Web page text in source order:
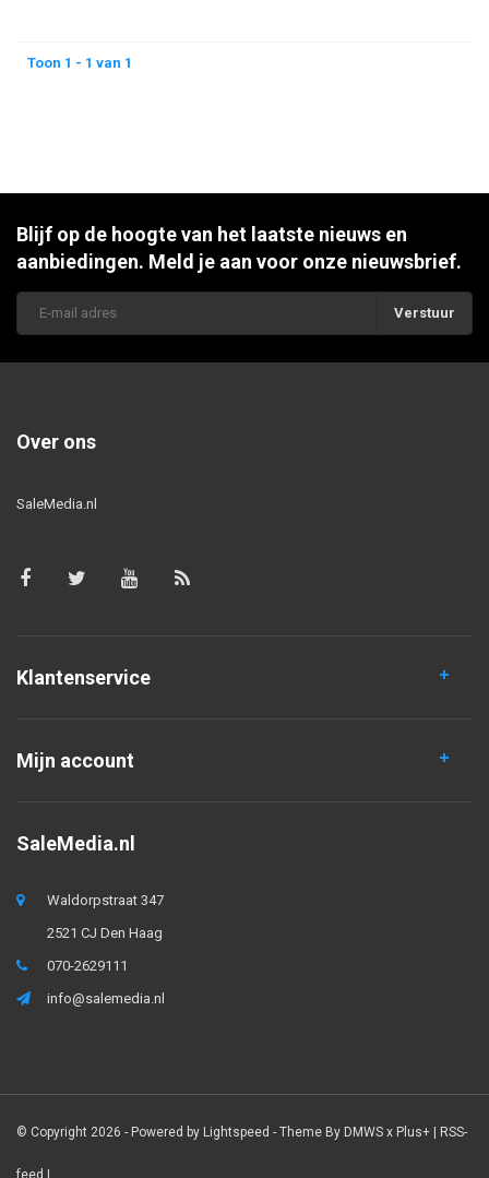
Toon 1 - 1 van 1
Blijf op de hoogte van het laatste nieuws en
aanbiedingen. Meld je aan voor onze nieuwsbrief.
Verstuur
Over ons
SaleMedia.nl
Klantenservice
Mijn account
SaleMedia.nl
Waldorpstraat 347
2521 CJ Den Haag
070-2629111
info@salemedia.nl
© Copyright 2026 - Powered by Lightspeed - Theme By DMWS x Plus+ | RSS-
feed |